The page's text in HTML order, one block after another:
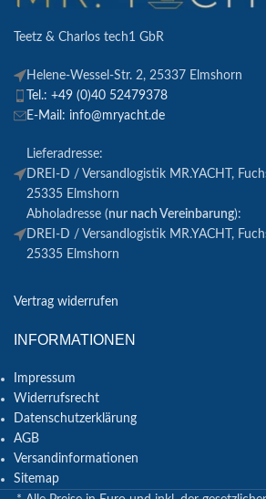
Teetz & Charlos tech1 GbR
Helene-Wessel-Str. 2, 25337 Elmshorn
Tel.: +49 (0)40 52479378
E-Mail: info@mryacht.de
Lieferadresse:
DREI-D / Versandlogistik MR.YACHT,
25335 Elmshorn
Abholadresse (nur nach Vereinbarung):
DREI-D / Versandlogistik MR.YACHT,
25335 Elmshorn
Vertrag widerrufen
INFORMATIONEN
Impressum
Widerrufsrecht
Datenschutzerklärung
AGB
Versandinformationen
Sitemap